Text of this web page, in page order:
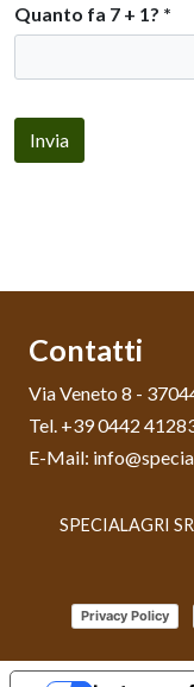
Quanto fa 7 + 1? *
Invia
Contatti
Via Veneto 8 -
Tel. +39 0442
E-Mail:
SPECIALAGRI
Privacy Policy